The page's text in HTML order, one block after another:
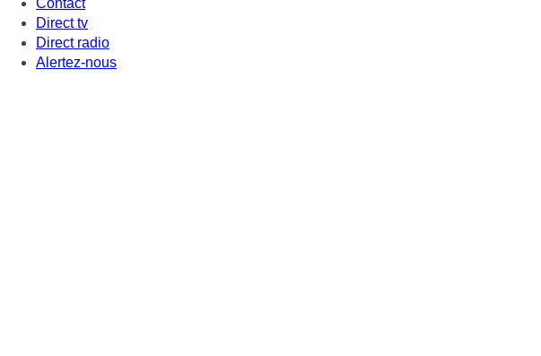
Direct tv
Direct radio
Alertez-nous